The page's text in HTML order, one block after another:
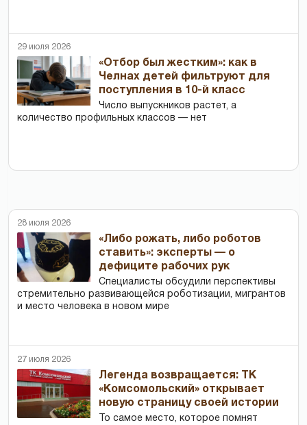
29 июля 2026
«Отбор был жестким»: как в
Челнах детей фильтруют для
поступления в 10-й класс
Число выпускников растет, а
количество профильных классов — нет
28 июля 2026
«Либо рожать, либо роботов
ставить»: эксперты — о
дефиците рабочих рук
Специалисты обсудили перспективы
стремительно развивающейся роботизации, мигрантов
и место человека в новом мире
27 июля 2026
Легенда возвращается: ТК
«Комсомольский» открывает
новую страницу своей истории
То самое место, которое помнят